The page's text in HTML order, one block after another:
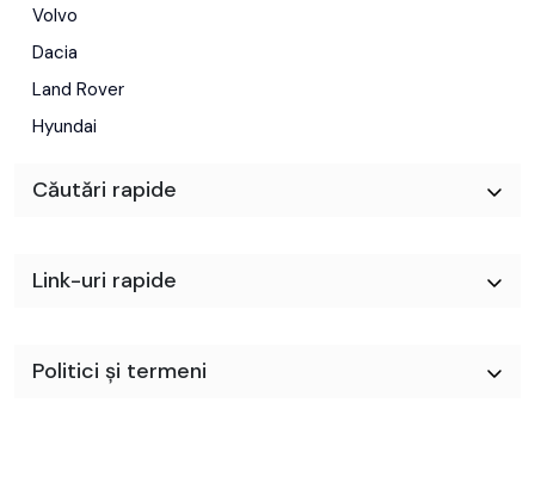
Volvo
Dacia
Land Rover
Hyundai
Căutări rapide
Link-uri rapide
Politici și termeni